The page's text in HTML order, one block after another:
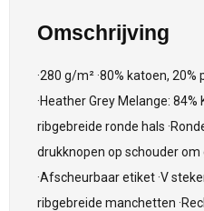
Omschrijving
·280 g/m² ·80% katoen,
·Heather Grey Melange: 84%
ribgebreide ronde hals
drukknopen op schouder
·Afscheurbaar etiket ·V
ribgebreide manchetten